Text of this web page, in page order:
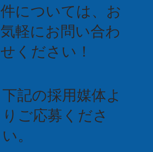
件については、お
気軽にお問い合わ
せください！
下記の採用媒体よ
りご応募くださ
い。